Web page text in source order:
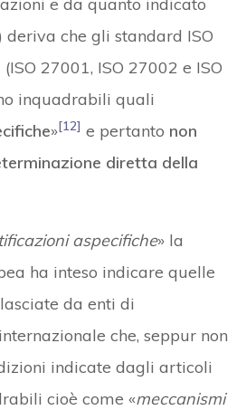
deriva che gli standard ISO
27001, ISO 27002 e ISO
inquadrabili quali
»[12] e pertanto non
diretta della
aspecifiche» la
ha inteso indicare quelle
da enti di
che, seppur non
indicate dagli articoli
cioè come «meccanismi